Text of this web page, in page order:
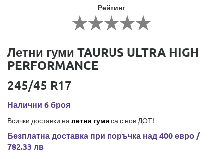
Рейтинг
Летни гуми TAURUS ULTRA HIGH
PERFORMANCE
245/45 R17
Налични 6 броя
Всички доставки на летни гуми са с нов ДОТ!
Безплатна доставка при поръчка над 400 евро /
782.33 лв